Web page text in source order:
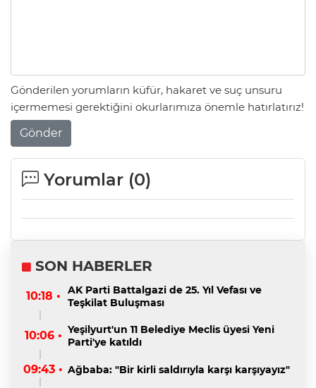
Gönderilen yorumların küfür, hakaret ve suç unsuru
içermemesi gerektiğini okurlarımıza önemle hatırlatırız!
Gönder
Yorumlar (0)
SON HABERLER
10:18 •
AK Parti Battalgazi de 25. Yıl Vefası ve
Teşkilat Buluşması
10:06 • Yeşilyurt'un 11 Belediye Meclis üyesi Yeni
Parti'ye katıldı
09:43 • Ağbaba: "Bir kirli saldırıyla karşı karşıyayız"